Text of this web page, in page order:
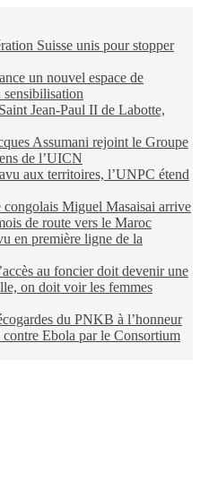
Suisse unis pour stopper
un nouvel espace de
Jean-Paul II de Labotte,
Assumani rejoint le Groupe
de l’UICN
aux territoires, l’UNPC étend
congolais Miguel Masaisai arrive
de route vers le Maroc
en première ligne de la
au foncier doit devenir une
on doit voir les femmes
du PNKB à l’honneur
Ebola par le Consortium